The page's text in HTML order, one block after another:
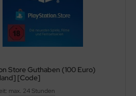
Store Guthaben (100 Euro)
[Code]
max. 24 Stunden